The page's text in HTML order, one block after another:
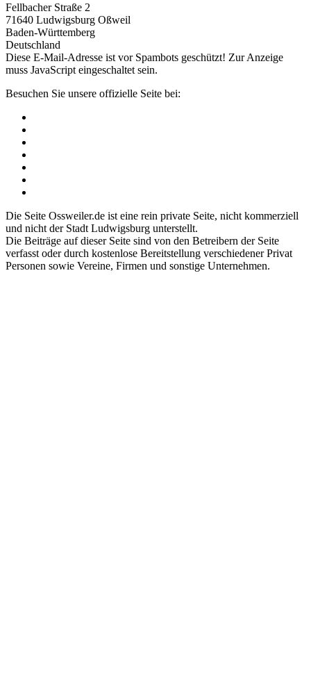
Fellbacher Straße 2
71640 Ludwigsburg Oßweil
Baden-Württemberg
Deutschland
Diese E-Mail-Adresse ist vor Spambots geschützt! Zur Anzeige
muss JavaScript eingeschaltet sein.
Besuchen Sie unsere offizielle Seite bei:
Die Seite Ossweiler.de ist eine rein private Seite, nicht kommerziell
und nicht der Stadt Ludwigsburg unterstellt.
Die Beiträge auf dieser Seite sind von den Betreibern der Seite
verfasst oder durch kostenlose Bereitstellung verschiedener Privat
Personen sowie Vereine, Firmen und sonstige Unternehmen.